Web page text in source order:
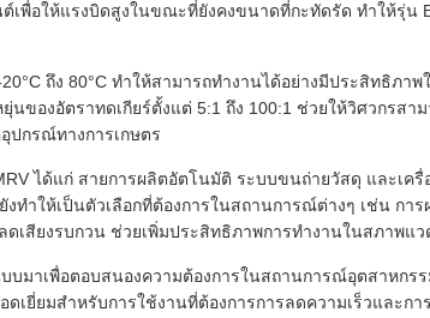
เพื่อให้แรงบิดสูงในขณะที่ยังคงขนาดที่กะทัดรัด ทำให้รุ่น
ถึง 80°C ทำให้สามารถทำงานได้อย่างมีประสิทธิภา
องอัตราทดเกียร์ตั้งแต่ 5:1 ถึง 100:1 ช่วยให้วิศวกรสา
ปกรณ์ทางการเกษตร
ได้แก่ สายการผลิตอัตโนมัติ ระบบขนถ่ายวัสดุ และเ
ทำให้เป็นตัวเลือกที่ต้องการในสถานการณ์ต่างๆ เช่น ก
เสียงรบกวน ช่วยเพิ่มประสิทธิภาพการทำงานในสภาพแ
บบมาเพื่อตอบสนองความต้องการในสถานการณ์อุตสาห
ยี่ยมสำหรับการใช้งานที่ต้องการการลดความเร็วและกา